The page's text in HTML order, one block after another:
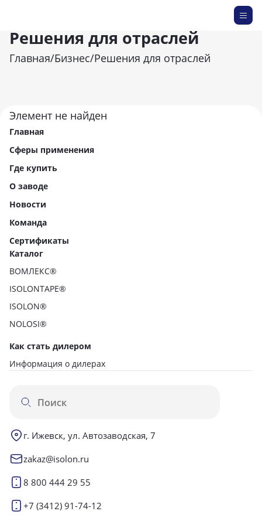
Решения для отраслей
Главная/Бизнес/Решения для отраслей
Элемент не найден
г. Ижевск, ул. Автозаводская, 7
zakaz@isolon.ru
8 800 444 29 55
+7 (3412) 91-74-12
Главная
Сферы применения
Где купить
О заводе
Новости
Команда
Сертификаты
Каталог
ВОМЛЕКС®
ISOLONTAPE®
ISOLON®
NOLOSI®
Как стать дилером
Информация о дилерах